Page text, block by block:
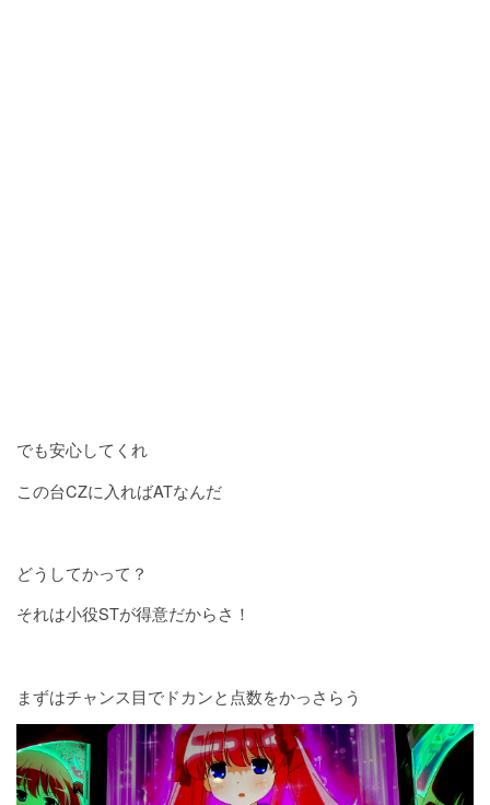
でも安心してくれ
この台CZに入ればATなんだ
どうしてかって？
それは小役STが得意だからさ！
まずはチャンス目でドカンと点数をかっさらう